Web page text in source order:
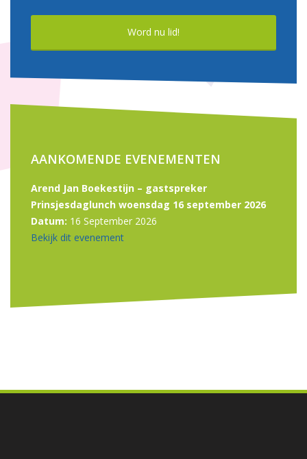
Word nu lid!
AANKOMENDE EVENEMENTEN
Arend Jan Boekestijn – gastspreker
Prinsjesdaglunch woensdag 16 september 2026
Datum: 16 September 2026
Bekijk dit evenement